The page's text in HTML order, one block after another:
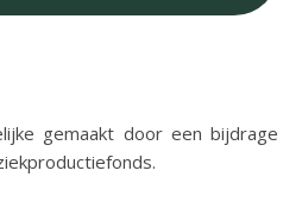
gemaakt door een bijdrage